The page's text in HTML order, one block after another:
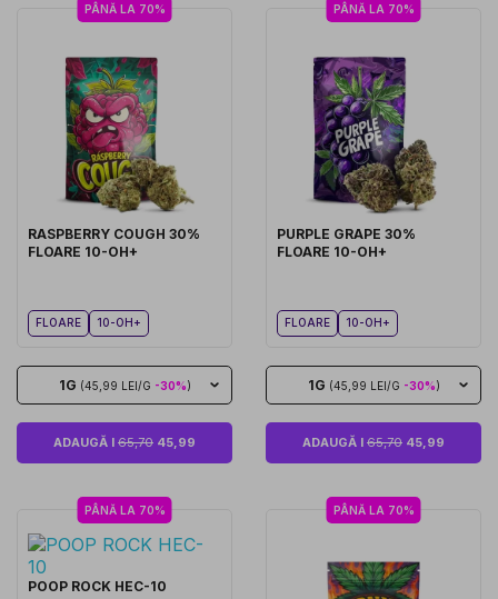
PÂNĂ LA 70%
RASPBERRY COUGH 30%
FLOARE 10-OH+
FLOARE 10-OH+
1G (45,99 LEI/G -30%)
ADAUGĂ I 65,70 45,99
PÂNĂ LA 70%
PURPLE GRAPE 30%
FLOARE 10-OH+
FLOARE 10-OH+
1G (45,99 LEI/G -30%)
ADAUGĂ I 65,70 45,99
PÂNĂ LA 70%
POOP ROCK HEC-10
PÂNĂ LA 70%